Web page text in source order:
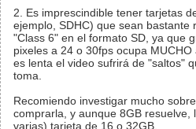
2. Es imprescindible tener tarjetas
ejemplo, SDHC) que sean
"Class 6" en el formato SD, ya que
pixeles a 24 o 30fps ocupa
es lenta el video sufrirá de "saltos"
toma.
Recomiendo investigar mucho
comprarla, y aunque 8GB
varias) tarjeta de 16 o 32GB.